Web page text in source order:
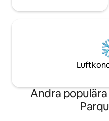
Andra